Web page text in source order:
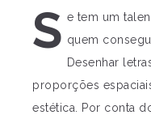
S e tem um
quem
Desenhar
proporções
estética. Por conta